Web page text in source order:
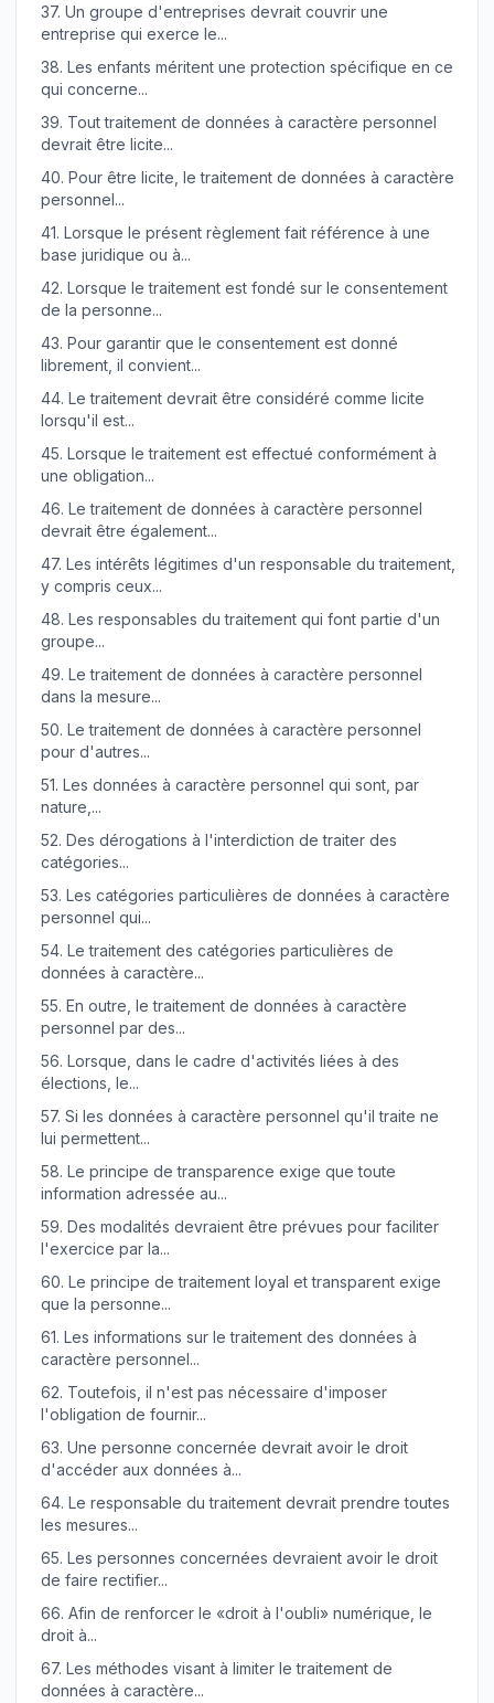
37. Un groupe d'entreprises devrait couvrir une
entreprise qui exerce le...
38. Les enfants méritent une protection spécifique en ce
qui concerne...
39. Tout traitement de données à caractère personnel
devrait être licite...
40. Pour être licite, le traitement de données à caractère
personnel...
41. Lorsque le présent règlement fait référence à une
base juridique ou à...
42. Lorsque le traitement est fondé sur le consentement
de la personne...
43. Pour garantir que le consentement est donné
librement, il convient...
44. Le traitement devrait être considéré comme licite
lorsqu'il est...
45. Lorsque le traitement est effectué conformément à
une obligation...
46. Le traitement de données à caractère personnel
devrait être également...
47. Les intérêts légitimes d'un responsable du traitement,
y compris ceux...
48. Les responsables du traitement qui font partie d'un
groupe...
49. Le traitement de données à caractère personnel
dans la mesure...
50. Le traitement de données à caractère personnel
pour d'autres...
51. Les données à caractère personnel qui sont, par
nature,...
52. Des dérogations à l'interdiction de traiter des
catégories...
53. Les catégories particulières de données à caractère
personnel qui...
54. Le traitement des catégories particulières de
données à caractère...
55. En outre, le traitement de données à caractère
personnel par des...
56. Lorsque, dans le cadre d'activités liées à des
élections, le...
57. Si les données à caractère personnel qu'il traite ne
lui permettent...
58. Le principe de transparence exige que toute
information adressée au...
59. Des modalités devraient être prévues pour faciliter
l'exercice par la...
60. Le principe de traitement loyal et transparent exige
que la personne...
61. Les informations sur le traitement des données à
caractère personnel...
62. Toutefois, il n'est pas nécessaire d'imposer
l'obligation de fournir...
63. Une personne concernée devrait avoir le droit
d'accéder aux données à...
64. Le responsable du traitement devrait prendre toutes
les mesures...
65. Les personnes concernées devraient avoir le droit
de faire rectifier...
66. Afin de renforcer le «droit à l'oubli» numérique, le
droit à...
67. Les méthodes visant à limiter le traitement de
données à caractère...